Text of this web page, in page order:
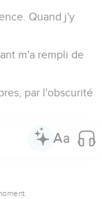
Quand j'y
m'a rempli de
par l'obscurité